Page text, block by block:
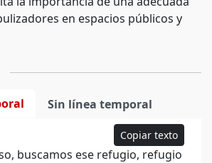
en espacios públicos y
Sin línea temporal
Copiar texto
buscamos ese refugio, refugio